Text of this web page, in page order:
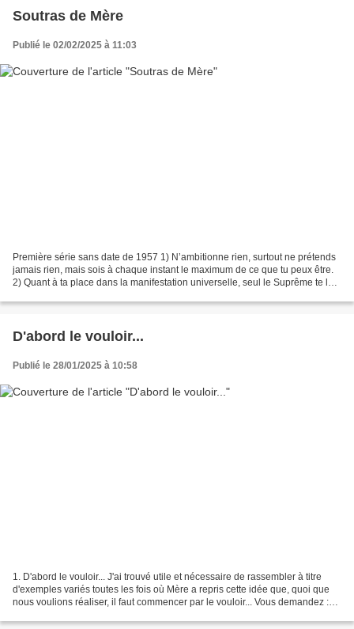
Soutras de Mère
Publié le 02/02/2025 à 11:03
Première série sans date de 1957 1) N’ambitionne rien, surtout ne prétends
jamais rien, mais sois à chaque instant le maximum de ce que tu peux être.
2) Quant à ta place dans la manifestation universelle, seul le Suprême te la
D'abord le vouloir...
Publié le 28/01/2025 à 10:58
1. D'abord le vouloir... J'ai trouvé utile et nécessaire de rassembler à titre
d'exemples variés toutes les fois où Mère a repris cette idée que, quoi que
nous voulions réaliser, il faut commencer par le vouloir... Vous demandez :